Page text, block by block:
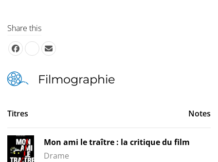
Share this
Filmographie
Titres Notes
Mon ami le traître : la critique du film
Drame